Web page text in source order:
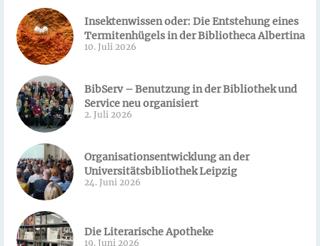
Insektenwissen oder: Die Entstehung eines
Termitenhügels in der Bibliotheca Albertina
10. Juli 2026
BibServ – Benutzung in der Bibliothek und
Service neu organisiert
2. Juli 2026
Organisationsentwicklung an der
Universitätsbibliothek Leipzig
24. Juni 2026
Die Literarische Apotheke
19. Juni 2026